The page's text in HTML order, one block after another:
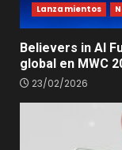
Lanzamientos
Believers in AI
global en MWC
23/02/2026